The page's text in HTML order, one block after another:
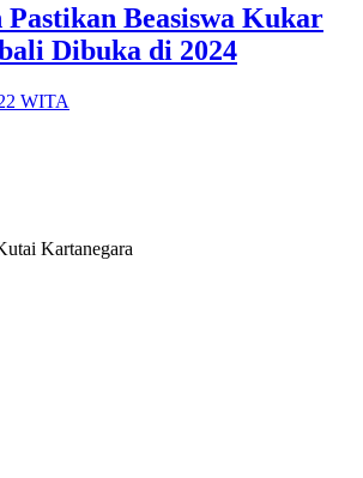
Beasiswa Kukar
Dibuka di 2024
WITA
Kartanegara